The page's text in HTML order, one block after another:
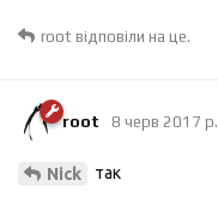
root відповіли на це.
root 8 черв 2017 р.
Nick так